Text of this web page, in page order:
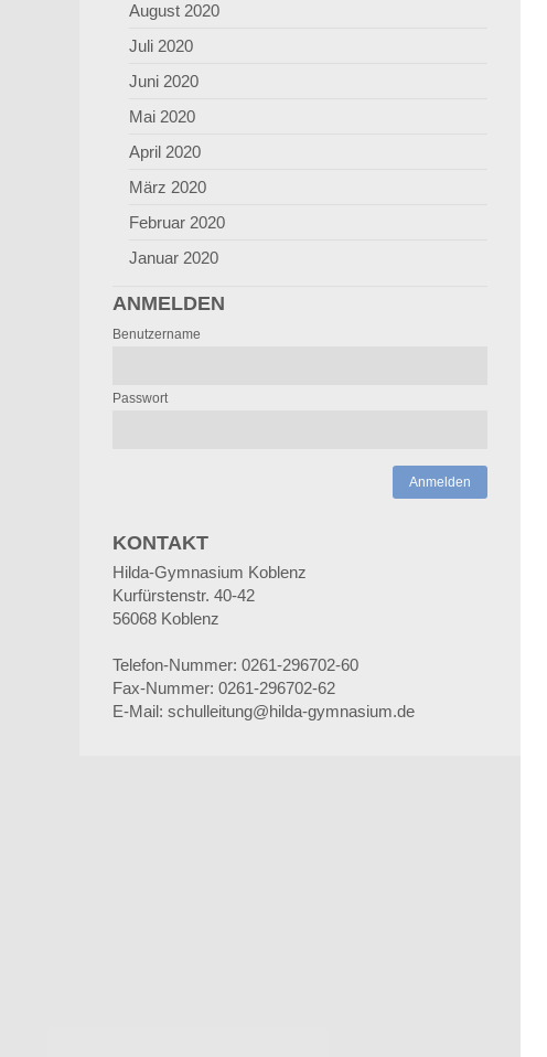
August 2020
Juli 2020
Juni 2020
Mai 2020
April 2020
März 2020
Februar 2020
Januar 2020
ANMELDEN
Benutzername
Passwort
Anmelden
KONTAKT
Hilda-Gymnasium Koblenz
Kurfürstenstr. 40-42
56068 Koblenz
Telefon-Nummer: 0261-296702-60
Fax-Nummer: 0261-296702-62
E-Mail: schulleitung@hilda-gymnasium.de